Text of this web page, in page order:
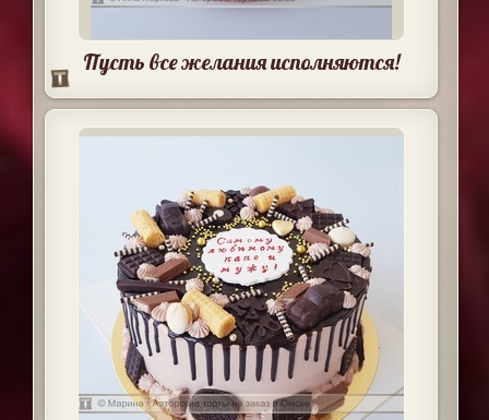
Пусть все желания исполняются!